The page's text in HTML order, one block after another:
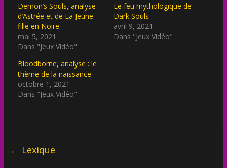
Demon’s Souls, analyse
d’Astrée et de La Jeune
fille en Noire
mai 5, 2021
Dans "Jeux Vidéo"
Le feu mythologique de
Dark Souls
avril 9, 2021
Dans "Jeux Vidéo"
Bloodborne, analyse : le
thème de la naissance
octobre 1, 2021
Dans "Jeux Vidéo"
← Lexique